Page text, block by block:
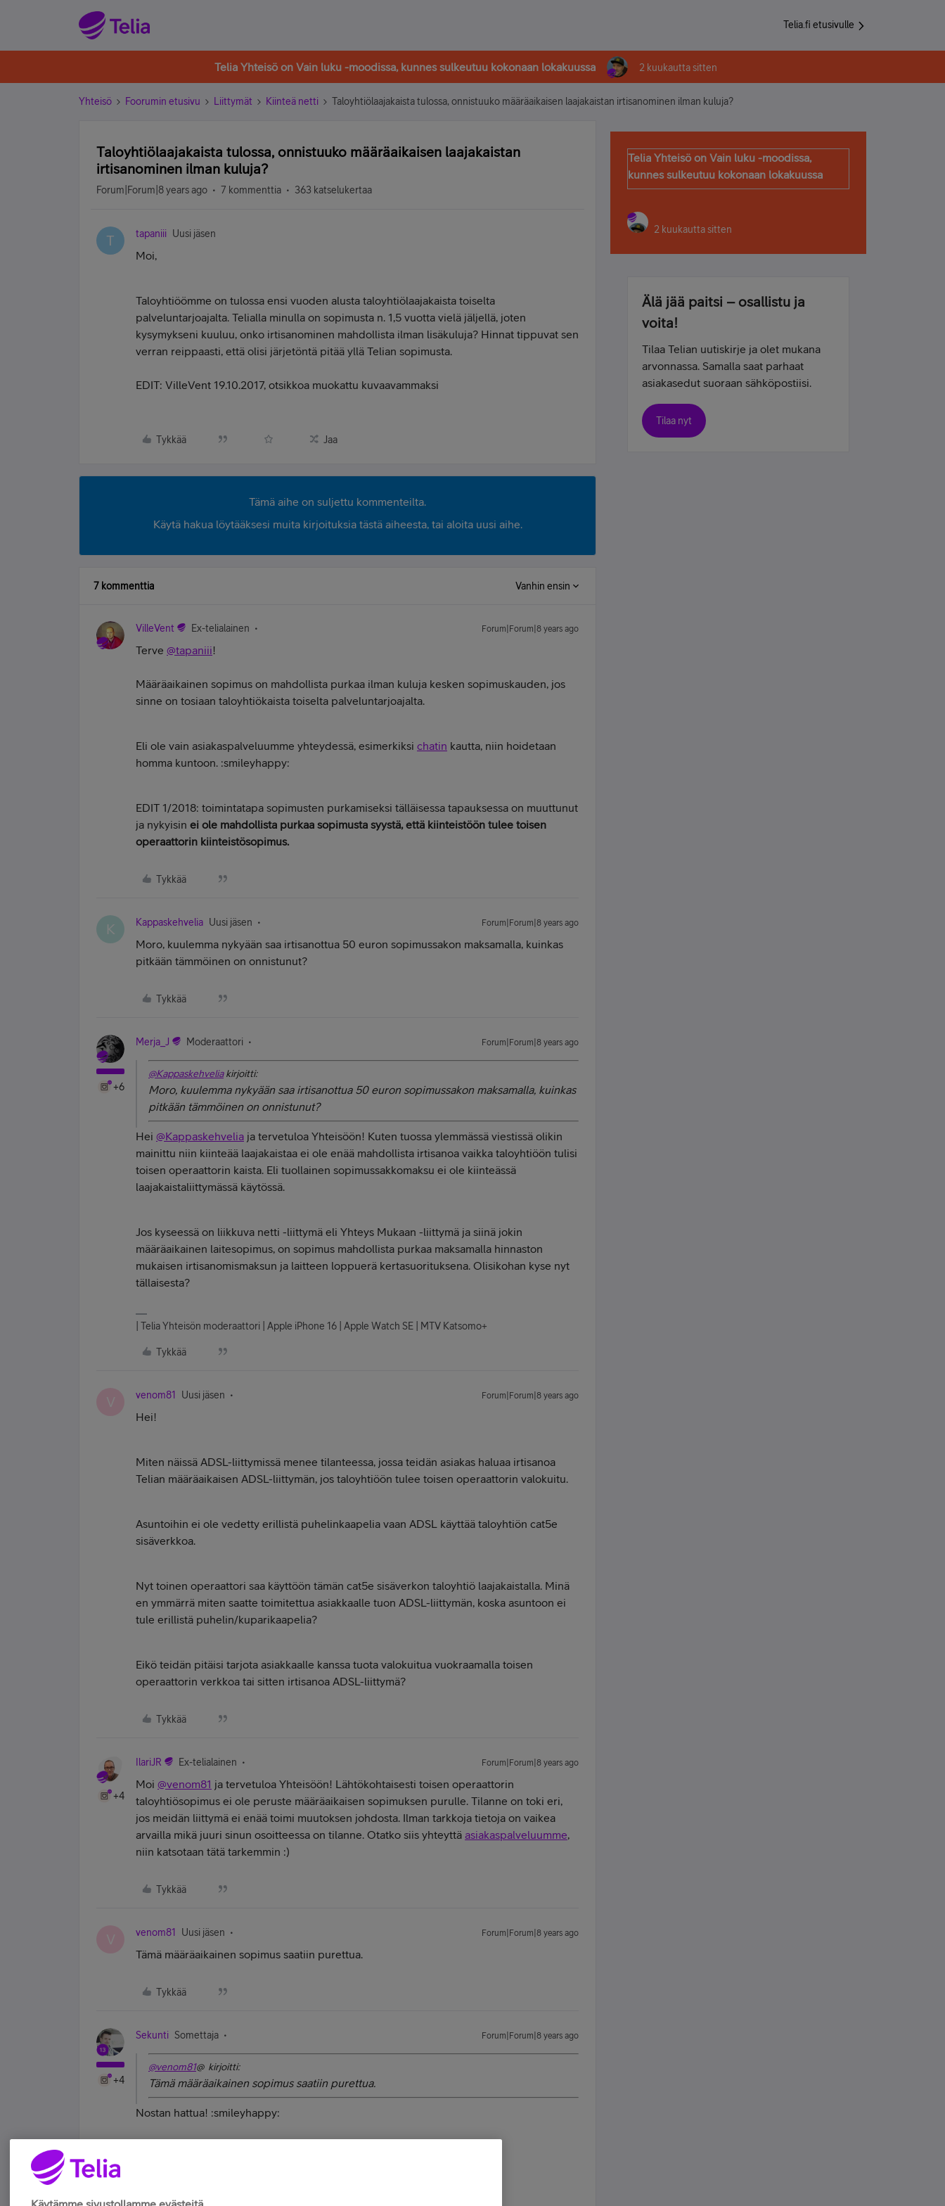
Telia.fi etusivulle
Telia Yhteisö on Vain luku -moodissa, kunnes sulkeutuu kokonaan lokakuussa 2 kuukautta sitten
Yhteisö Foorumin etusivu Liittymät Kiinteä netti Taloyhtiölaajakaista tulossa, onnistuuko määräaikaisen laajakaistan irtisanominen ilman kuluja?
Taloyhtiölaajakaista tulossa, onnistuuko määräaikaisen laajakaistan
irtisanominen ilman kuluja?
Forum|Forum|8 years ago 7 kommenttia 363 katselukertaa
T tapaniii Uusi jäsen
Moi,
Taloyhtiöömme on tulossa ensi vuoden alusta taloyhtiölaajakaista toiselta
palveluntarjoajalta. Telialla minulla on sopimusta n. 1,5 vuotta vielä jäljellä, joten
kysymykseni kuuluu, onko irtisanominen mahdollista ilman lisäkuluja? Hinnat tippuvat sen
verran reippaasti, että olisi järjetöntä pitää yllä Telian sopimusta.
EDIT: VilleVent 19.10.2017, otsikkoa muokattu kuvaavammaksi
Tykkää Jaa
Tämä aihe on suljettu kommenteilta.
Käytä hakua löytääksesi muita kirjoituksia tästä aiheesta, tai aloita uusi aihe.
7 kommenttia Vanhin ensin
VilleVent Ex-telialainen Forum|Forum|8 years ago
Terve @tapaniii!
Määräaikainen sopimus on mahdollista purkaa ilman kuluja kesken sopimuskauden, jos
sinne on tosiaan taloyhtiökaista toiselta palveluntarjoajalta.
Eli ole vain asiakaspalveluumme yhteydessä, esimerkiksi chatin kautta, niin hoidetaan
homma kuntoon. :smileyhappy:
EDIT 1/2018: toimintatapa sopimusten purkamiseksi tälläisessa tapauksessa on muuttunut
ja nykyisin ei ole mahdollista purkaa sopimusta syystä, että kiinteistöön tulee toisen
operaattorin kiinteistösopimus.
Tykkää
K Kappaskehvelia Uusi jäsen Forum|Forum|8 years ago
Moro, kuulemma nykyään saa irtisanottua 50 euron sopimussakon maksamalla, kuinkas
pitkään tämmöinen on onnistunut?
Tykkää
+6
Merja_J Moderaattori Forum|Forum|8 years ago
@Kappaskehveliakirjoitti:
Moro, kuulemma nykyään saa irtisanottua 50 euron sopimussakon maksamalla, kuinkas
pitkään tämmöinen on onnistunut?
Hei @Kappaskehvelia ja tervetuloa Yhteisöön! Kuten tuossa ylemmässä viestissä olikin
mainittu niin kiinteää laajakaistaa ei ole enää mahdollista irtisanoa vaikka taloyhtiöön tulisi
toisen operaattorin kaista. Eli tuollainen sopimussakkomaksu ei ole kiinteässä
laajakaistaliittymässä käytössä.
Jos kyseessä on liikkuva netti -liittymä eli Yhteys Mukaan -liittymä ja siinä jokin
määräaikainen laitesopimus, on sopimus mahdollista purkaa maksamalla hinnaston
mukaisen irtisanomismaksun ja laitteen loppuerä kertasuorituksena. Olisikohan kyse nyt
tällaisesta?
| Telia Yhteisön moderaattori | Apple iPhone 16 | Apple Watch SE | MTV Katsomo+
Tykkää
V venom81 Uusi jäsen Forum|Forum|8 years ago
Hei!
Miten näissä ADSL-liittymissä menee tilanteessa, jossa teidän asiakas haluaa irtisanoa
Telian määräaikaisen ADSL-liittymän, jos taloyhtiöön tulee toisen operaattorin valokuitu.
Asuntoihin ei ole vedetty erillistä puhelinkaapelia vaan ADSL käyttää taloyhtiön cat5e
sisäverkkoa.
Nyt toinen operaattori saa käyttöön tämän cat5e sisäverkon taloyhtiö laajakaistalla. Minä
en ymmärrä miten saatte toimitettua asiakkaalle tuon ADSL-liittymän, koska asuntoon ei
tule erillistä puhelin/kuparikaapelia?
Eikö teidän pitäisi tarjota asiakkaalle kanssa tuota valokuitua vuokraamalla toisen
operaattorin verkkoa tai sitten irtisanoa ADSL-liittymä?
Tykkää
+4
IlariJR Ex-telialainen Forum|Forum|8 years ago
Moi @venom81 ja tervetuloa Yhteisöön! Lähtökohtaisesti toisen operaattorin
taloyhtiösopimus ei ole peruste määräaikaisen sopimuksen purulle. Tilanne on toki eri,
jos meidän liittymä ei enää toimi muutoksen johdosta. Ilman tarkkoja tietoja on vaikea
arvailla mikä juuri sinun osoitteessa on tilanne. Otatko siis yhteyttä asiakaspalveluumme,
niin katsotaan tätä tarkemmin :)
Tykkää
V venom81 Uusi jäsen Forum|Forum|8 years ago
Tämä määräaikainen sopimus saatiin purettua.
Tykkää
+4
Sekunti Somettaja Forum|Forum|8 years ago
@venom81@ kirjoitti:
Tämä määräaikainen sopimus saatiin purettua.
Nostan hattua! :smileyhappy:
Telia Yhteisö on Vain luku -moodissa,
kunnes sulkeutuu kokonaan lokakuussa
2 kuukautta sitten
Älä jää paitsi – osallistu ja
voita!
Tilaa Telian uutiskirje ja olet mukana
arvonnassa. Samalla saat parhaat
asiakasedut suoraan sähköpostiisi.
Tilaa nyt